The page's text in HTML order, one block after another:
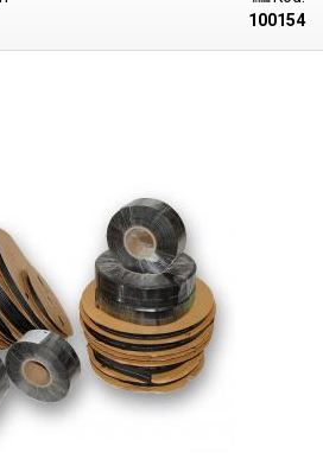
100154